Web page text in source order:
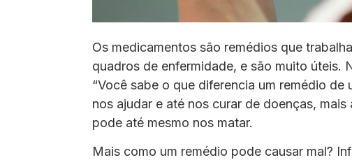
Os medicamentos são remédios que
quadros de enfermidade, e são muito úteis.
“Você sabe o que diferencia um remédio
nos ajudar e até nos curar de doenças,
pode até mesmo nos matar.
Mais como um remédio pode causar mal?